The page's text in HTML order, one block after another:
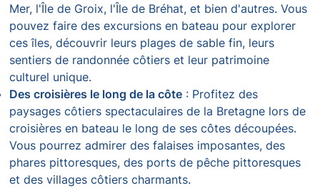
Mer, l'Île de Groix, l'Île de Bréhat, et bien d'autres. Vous
pouvez faire des excursions en bateau pour explorer
ces îles, découvrir leurs plages de sable fin, leurs
sentiers de randonnée côtiers et leur patrimoine
culturel unique.
Des croisières le long de la côte : Profitez des
paysages côtiers spectaculaires de la Bretagne lors de
croisières en bateau le long de ses côtes découpées.
Vous pourrez admirer des falaises imposantes, des
phares pittoresques, des ports de pêche pittoresques
et des villages côtiers charmants.